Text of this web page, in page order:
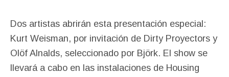
Dos artistas abrirán esta presentación especial:
Kurt Weisman, por invitación de Dirty Proyectors y
Olöf Alnalds, seleccionado por Björk. El show se
llevará a cabo en las instalaciones de Housing